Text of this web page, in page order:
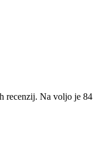
recenzij. Na voljo je